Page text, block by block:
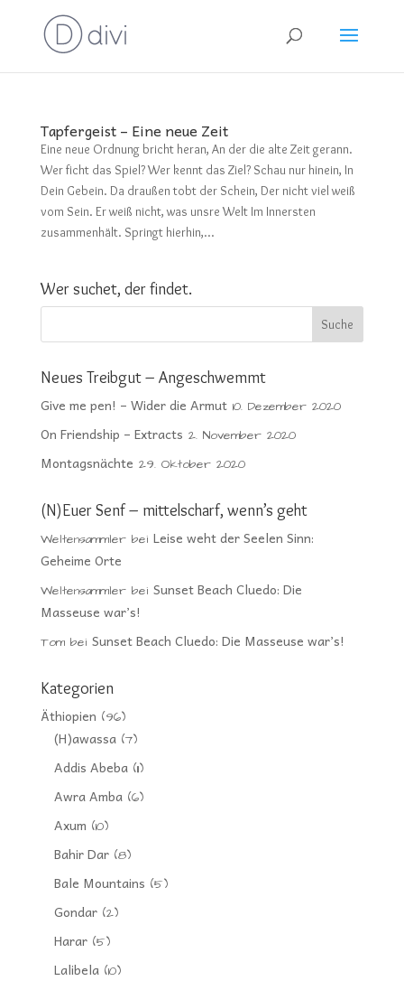
Tapfergeist – Eine neue Zeit
Eine neue Ordnung bricht heran, An der die alte Zeit gerann.
Wer ficht das Spiel? Wer kennt das Ziel? Schau nur hinein, In
Dein Gebein. Da draußen tobt der Schein, Der nicht viel weiß
vom Sein. Er weiß nicht, was unsre Welt Im Innersten
zusammenhält. Springt hierhin,...
Wer suchet, der findet.
Neues Treibgut – Angeschwemmt
Give me pen! – Wider die Armut 10. Dezember 2020
On Friendship – Extracts 2. November 2020
Montagsnächte 29. Oktober 2020
(N)Euer Senf – mittelscharf, wenn’s geht
Weltensammlerbei Leise weht der Seelen Sinn:
Geheime Orte
Weltensammlerbei Sunset Beach Cluedo: Die
Masseuse war’s!
Tombei Sunset Beach Cluedo: Die Masseuse war’s!
Kategorien
Äthiopien (96)
(H)awassa(7)
Addis Abeba(11)
Awra Amba(6)
Axum (10)
Bahir Dar(8)
Bale Mountains (5)
Gondar(2)
Harar(5)
Lalibela(10)